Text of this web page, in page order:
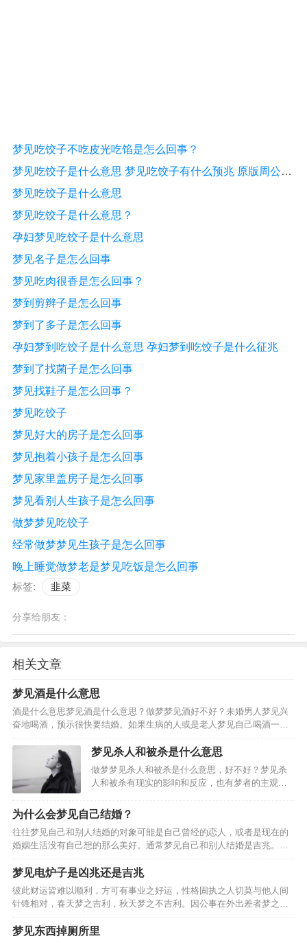
梦见吃饺子不吃皮光吃馅是怎么回事？
梦见吃饺子是什么意思 梦见吃饺子有什么预兆 原版周公解梦
梦见吃饺子是什么意思
梦见吃饺子是什么意思？
孕妇梦见吃饺子是什么意思
梦见名子是怎么回事
梦见吃肉很香是怎么回事？
梦到剪辫子是怎么回事
梦到了多子是怎么回事
孕妇梦到吃饺子是什么意思 孕妇梦到吃饺子是什么征兆
梦到了找菌子是怎么回事
梦见找鞋子是怎么回事？
梦见吃饺子
梦见好大的房子是怎么回事
梦见抱着小孩子是怎么回事
梦见家里盖房子是怎么回事
梦见看别人生孩子是怎么回事
做梦梦见吃饺子
经常做梦梦见生孩子是怎么回事
晚上睡觉做梦老是梦见吃饭是怎么回事
标签:
韭菜
分享给朋友：
相关文章
梦见酒是什么意思
酒是什么意思梦见酒是什么意思？做梦梦见酒好不好？未婚男人梦见兴
奋地喝酒，预示很快要结婚。如果生病的人或是老人梦见自己喝酒一饮
而尽，还暗示可能会遇到危险。妻子梦见给丈夫倒酒，暗示要生孩子。
男人梦见给妻子或情人一杯酒，夫妻或情人会恩爱如初。女人…
梦见杀人和被杀是什么意思
做梦梦见杀人和被杀是什么意思，好不好？梦见杀
人和被杀有现实的影响和反应，也有梦者的主观想
的关于梦见杀人和被杀的好坏含义，周公解梦大
全。从周公解梦而言，梦到杀人和被杀梦到杀害某
人，代表做做梦的人…
为什么会梦见自己结婚？
往往梦见自己和别人结婚的对象可能是自己曾经的恋人，或者是现在的
婚姻生活没有自己想的那么美好。通常梦见自己和别人结婚是吉兆。
二、梦见与不同的对象结婚的梦境分析。男人梦见自己与朋友结婚，6.
女人梦见自己和朋友结婚。8.已婚者梦见自己和朋友结婚。…
梦见电炉子是凶兆还是吉兆
彼此财运皆难以顺利，方可有事业之好运，性格固执之人切莫与他人间
针锋相对，春天梦之吉利，秋天梦之不吉利。因公事在外出差者梦之，
财运良好之迹象，单身男人梦见电炉子，却不可与他人间因金钱互相猜
疑，则事业难以顺遂。主事业中多有困顿之迹象，得此梦事业…
梦见东西掉厕所里